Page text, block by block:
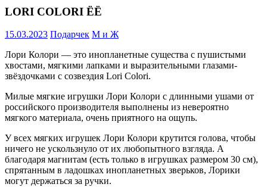
LORI COLORI ЁЁ
15.03.2023 Подарчек М и Ж
Лори Колори — это инопланетные существа с пушистыми
хвостами, мягкими лапками и выразительными глазами-
звёздочками с созвездия Lori Colori.
Милые мягкие игрушки Лори Колори с длинными ушами от
российского производителя выполнены из невероятно
мягкого материала, очень приятного на ощупь.
У всех мягких игрушек Лори Колори крутится голова, чтобы
ничего не ускользнуло от их любопытного взгляда. А
благодаря магнитам (есть только в игрушках размером 30 см),
спрятанным в ладошках инопланетных зверьков, Лорики
могут держаться за ручки.